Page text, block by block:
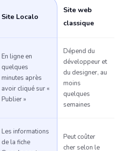
Site Localo
Site web
classique
En ligne en
quelques
minutes après
avoir cliqué sur «
Publier »
Dépend du
développeur et
du designer, au
moins
quelques
semaines
Les informations
de la fiche
Peut coûter
cher selon le